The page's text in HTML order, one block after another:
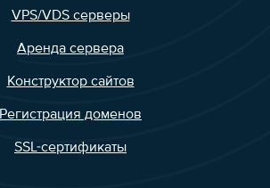
VPS/VDS серверы
Аренда сервера
Конструктор сайтов
Регистрация доменов
SSL-сертификаты